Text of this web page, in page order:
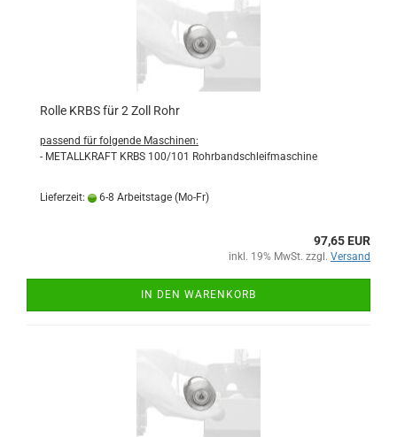
Rolle KRBS für 2 Zoll Rohr
passend für folgende Maschinen:
- METALLKRAFT KRBS 100/101 Rohrbandschleifmaschine
Lieferzeit: 6-8 Arbeitstage (Mo-Fr)
97,65 EUR
inkl. 19% MwSt. zzgl. Versand
IN DEN WARENKORB